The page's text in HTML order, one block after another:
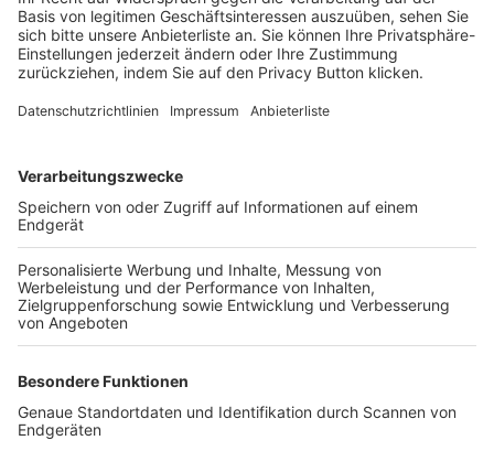
Login SpielPlus
FOLGE DEM BFV
TOP-VEREINE
TOP-PARTNER